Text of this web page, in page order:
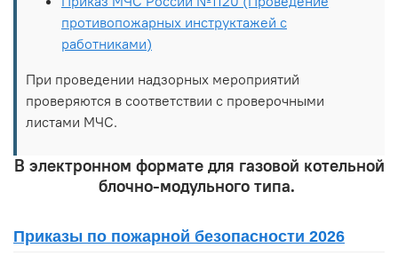
противопожарных инструктажей с
работниками)
При проведении надзорных мероприятий
проверяются в соответствии с проверочными
листами МЧС.
В электронном формате для газовой котельной
блочно-модульного типа.
Приказы по пожарной безопасности 2026